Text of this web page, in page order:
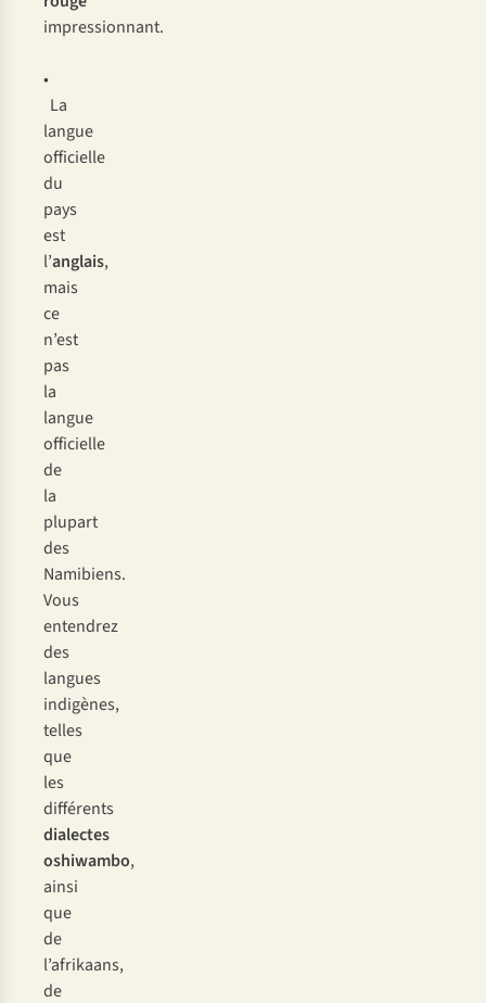
impressionnant.
•
La
langue
officielle
du
pays
est
l’anglais,
mais
ce
n’est
pas
la
langue
officielle
de
la
plupart
des
Namibiens.
Vous
entendrez
des
langues
indigènes,
telles
que
les
différents
dialectes
oshiwambo,
ainsi
que
de
l’afrikaans,
de